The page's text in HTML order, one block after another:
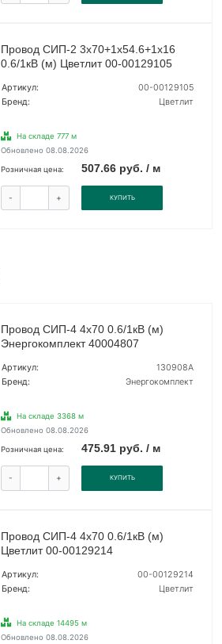
Провод СИП-2 3х70+1х54.6+1х16
0.6/1кВ (м) Цветлит 00-00129105
Артикул:
00-00129105
Бренд:
Цветлит
На складе 777 м
Обновлено 08.08.2026
Розничная цена: 507.66 руб. / м
- + КУПИТЬ
Провод СИП-4 4х70 0.6/1кВ (м)
Энергокомплект 40004807
Артикул:
130908А
Бренд:
Энергокомплект
На складе 3368 м
Обновлено 08.08.2026
Розничная цена: 475.91 руб. / м
- + КУПИТЬ
Провод СИП-4 4х70 0.6/1кВ (м)
Цветлит 00-00129214
Артикул:
00-00129214
Бренд:
Цветлит
На складе 14495 м
Обновлено 08.08.2026